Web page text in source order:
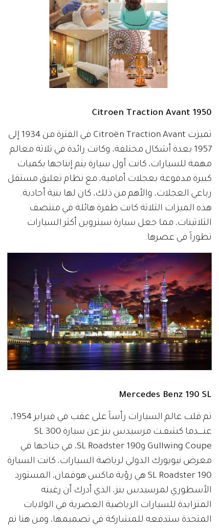
Citroen Traction Avant 1950
تميزت Citroën Traction Avant في الفترة من 1934 إلى
1957 بعدة أشكال مختلفة، وكانت رائدة في ثلاثة معالم
مهمة للسيارات، كانت أول سيارة يتم إنتاجها بكميات
كبيرة مدفوعة بعجلات أمامية، مع نظام تعليق مستقل
رباعي العجلات، والأهم من ذلك، كان لها بنية أحادية.
هذه الميزات الثلاثة كانت طفرة هائلة في منتصف
الثلاثينات، مما جعل سيارة سيتروين أكثر السيارات
تطوراً في عصرها.
Mercedes Benz 190 SL
تم قلب عالم السيارات رأساً على عقب في فبراير 1954،
عنـــــدما كشفــت مرسيدس بنز عن سيارة SL 300
Gullwing Coupe و190 SL Roadster، في جناحها في
معرض نيويورك الدولي لرياضة السيارات، كانت السيارة
190 SL Roadster هي رؤية ماكس هوفمان، المستورد
الأسطوري لمرسيدس بنز، الذي أدرك أن رغبته
المتزايدة للسيارات الرياضية العصرية في الولايات
المتحدة ستدفعه للمشاركة في تصميمها، ومن هنا تم